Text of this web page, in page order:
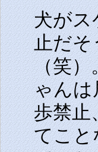
犬がス
止だそ
（笑）
ゃんは
歩禁止
てこと